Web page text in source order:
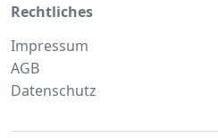
Rechtliches
Impressum
AGB
Datenschutz